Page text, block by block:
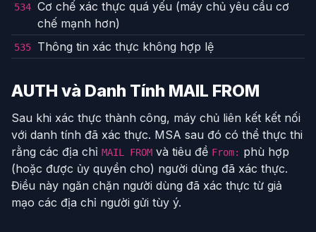
534 Cơ chế xác thực quá yếu (máy chủ yêu cầu cơ
chế mạnh hơn)
535 Thông tin xác thực không hợp lệ
AUTH và Danh Tính MAIL FROM
Sau khi xác thực thành công, máy chủ liên kết kết nối
với danh tính đã xác thực. MSA sau đó có thể thực thi
rằng các địa chỉ MAIL FROM và tiêu đề From: phù hợp
(hoặc được ủy quyền cho) người dùng đã xác thực.
Điều này ngăn chặn người dùng đã xác thực từ giả
mạo các địa chỉ người gửi tùy ý.